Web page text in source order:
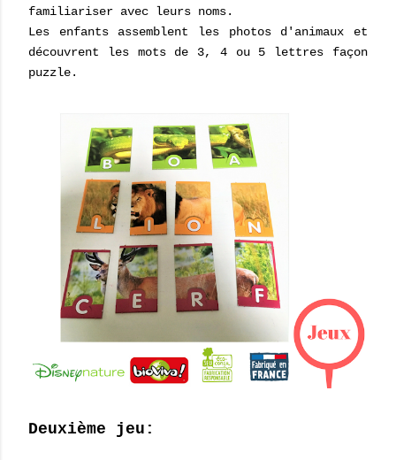
familiariser avec leurs noms.
Les enfants assemblent les photos d'animaux et
découvrent les mots de 3, 4 ou 5 lettres façon
puzzle.
Deuxième jeu: